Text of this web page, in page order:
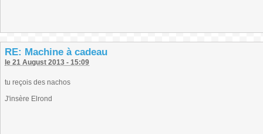
RE: Machine à cadeau
le 21 August 2013 - 15:09
tu reçois des nachos
J'insère Elrond